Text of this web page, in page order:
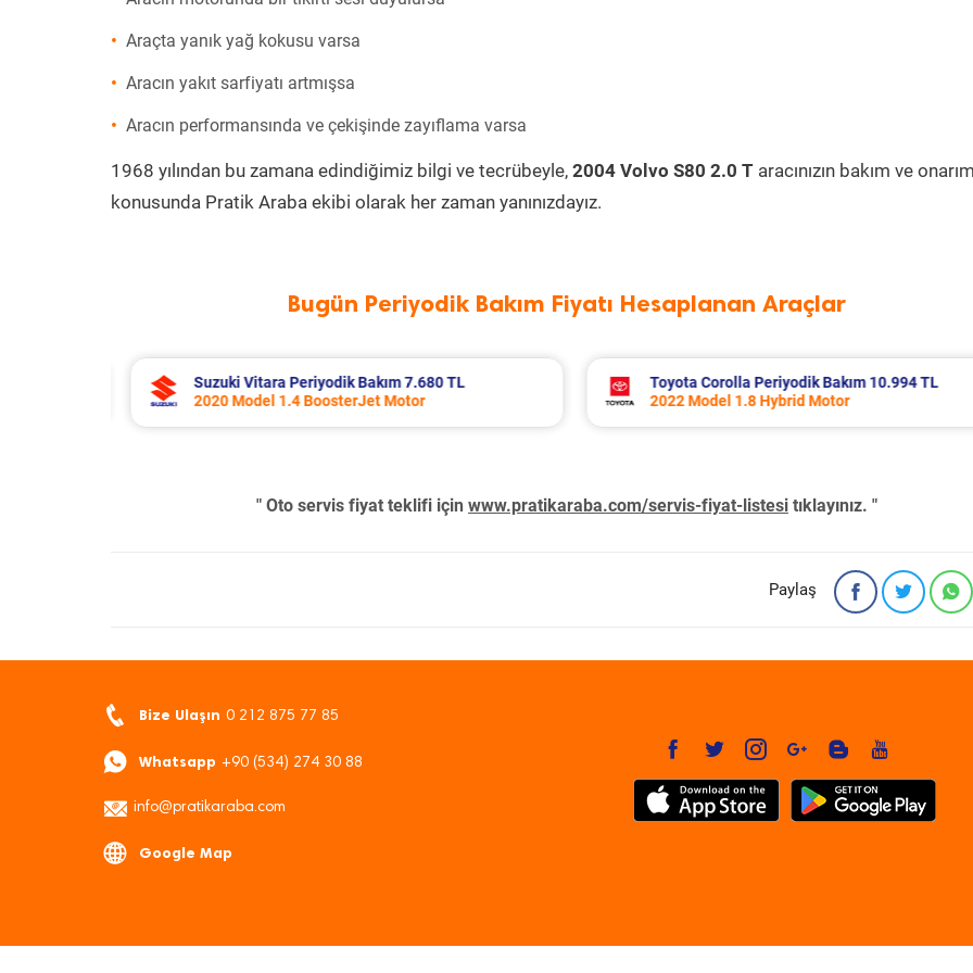
Araçta yanık yağ kokusu varsa
Aracın yakıt sarfiyatı artmışsa
Aracın performansında ve çekişinde zayıflama varsa
1968 yılından bu zamana edindiğimiz bilgi ve tecrübeyle, 2004 Volvo S80 2.0 T aracınızın bakım ve
konusunda Pratik Araba ekibi olarak her zaman yanınızdayız.
Bugün Periyodik Bakım Fiyatı Hesaplanan Araçlar
Toyota Corolla Periyodik Bakım 10.994 TL
2022 Model 1.8 Hybrid Motor
Volvo Xc60 Periyodik Bakım 10.267 TL
2014 Model 2.0 D4 Motor
" Oto servis fiyat teklifi için www.pratikaraba.com/servis-fiyat-listesi tıklayınız. "
Paylaş
Bize Ulaşın 0 212 875 77 85
Whatsapp +90 (534) 274 30 88
info@pratikaraba.com
Google Map